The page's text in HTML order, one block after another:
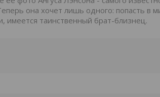
она хочет лишь одного: попасть в
имеется таинственный брат-близнец.